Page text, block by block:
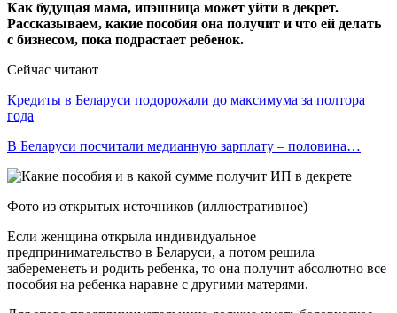
Как будущая мама, ипэшница может уйти в декрет.
Рассказываем, какие пособия она получит и что ей делать
с бизнесом, пока подрастает ребенок.
Сейчас читают
Кредиты в Беларуси подорожали до максимума за полтора
года
В Беларуси посчитали медианную зарплату – половина…
Фото из открытых источников (иллюстративное)
Если женщина открыла индивидуальное
предпринимательство в Беларуси, а потом решила
забеременеть и родить ребенка, то она получит абсолютно все
пособия на ребенка наравне с другими матерями.